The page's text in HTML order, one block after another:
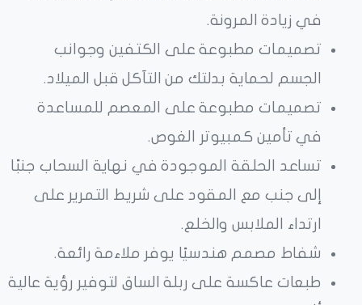
في زيادة المرونة.
تصميمات مطبوعة على الكتفين وجوانب
الجسم لحماية بدلتك من التآكل قبل الميلاد.
تصميمات مطبوعة على المعصم للمساعدة
في تأمين كمبيوتر الغوص.
تساعد الحلقة الموجودة في نهاية السحاب جنبًا
إلى جنب مع المقود على شريط التمرير على
ارتداء الملابس والخلع.
شفاط مصمم هندسيًا يوفر ملاءمة رائعة.
طبعات عاكسة على ربلة الساق لتوفير رؤية عالية